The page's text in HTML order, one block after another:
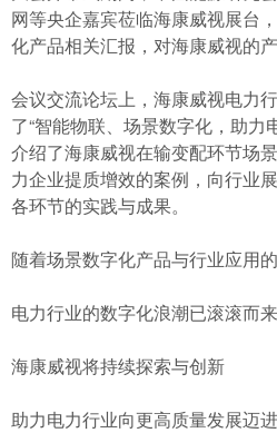
网等央企嘉宾莅临海康威视展台
化产品相关汇报，对海康威视的
会议交流论坛上，海康威视电力
了“智能物联、场景数字化，助力
介绍了海康威视在输变配环节场
力企业提质增效的案例，向行业
各环节的实践与成果。
随着场景数字化产品与行业应用
电力行业的数字化浪潮已滚滚而来
海康威视将持续探索与创新
助力电力行业向更高质量发展迈进